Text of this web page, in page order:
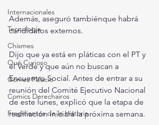
Internacionales
Tecnología
Chismes
Qué Curioso
Gómez Palacio
Comics Derechairos
Fragmentos de la Historia
Además, aseguró tambiénque habrá
candidatos externos.
Dijo que ya está en pláticas con el PT y
el Verde y que aún no buscan a
Encuentro Social. Antes de entrar a su
reunión del Comité Ejecutivo Nacional
de este lunes, explicó que la etapa de
reafiliación iniciará la próxima semana.